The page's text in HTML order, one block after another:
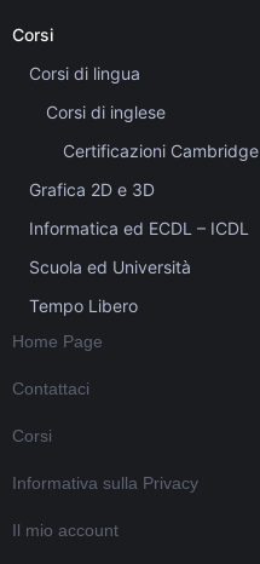
Corsi
Corsi di lingua
Corsi di inglese
Certificazioni Cambridge
Grafica 2D e 3D
Informatica ed ECDL – ICDL
Scuola ed Università
Tempo Libero
Home Page
Contattaci
Corsi
Informativa sulla Privacy
Il mio account